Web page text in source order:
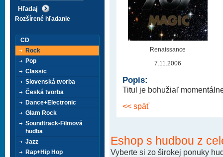
Renaissance
7.11.2006
Popis:
Titul je bohužiaľ
<< späť
Eshop s hudbou z
Vyberte si zo širokej ponuky
Rozšírené hľadanie
CD
Rock
Pop
Classic
Slovenská tvorba
Česká tvorba
Dance+Electronic
Glam Rock
Soundtrack-Filmová
hudba
Jazz
Rap+Hip Hop